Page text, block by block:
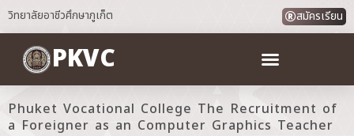
วิทยาลัยอาชีวศึกษาภูเก็ต สมัครเรียน
PKVC
Phuket Vocational College The Recruitment of
a Foreigner as an Computer Graphics Teacher